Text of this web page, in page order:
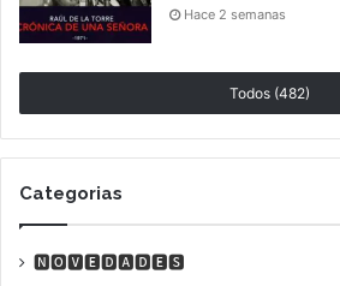
2022)
Duración 68 minutos | ATP
Hace 2 semanas
Todos (482)
Categorias
🅽🅾🆅🅴🅳🅰🅳🅴🆂